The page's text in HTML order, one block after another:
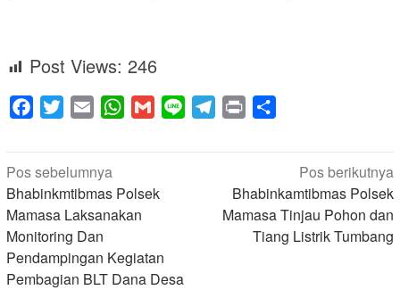
Post Views: 246
Facebook
Twitter Email WhatsApp
Gmail Line Telegram
Print
Navigasi
pos
Pos sebelumnya
Bhabinkmtibmas Polsek
Mamasa Laksanakan
Monitoring Dan
Pendampingan Kegiatan
Pembagian BLT Dana Desa
Pos berikutnya
Bhabinkamtibmas Polsek
Mamasa Tinjau Pohon dan
Tiang Listrik Tumbang